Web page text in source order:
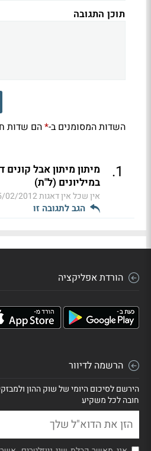
תוכן התגובה
השדות המסומנים ב-*הם שדות
1
.
מיתון מיתון אבל קונים
במיליונים (ל"ת)
אין שכל אין דאגות2012 14:13
הגב לתגובה זו
הורדת אפליקציה
הרשמה לדיוור
הירשם לסיכום היומי של שוק ההון
חובה לכל משקיע